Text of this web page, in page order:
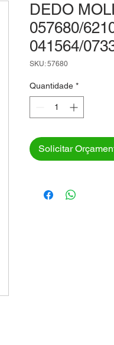
DEDO
057680/
041564/
SKU: 57680
Quantidade *
Solicitar